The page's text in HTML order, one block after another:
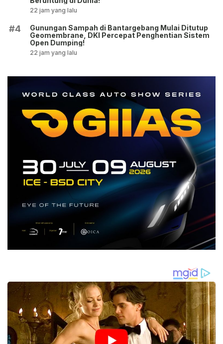
22 jam yang lalu
#4
Gunungan Sampah di Bantargebang Mulai Ditutup
Geomembrane, DKI Percepat Penghentian Sistem
Open Dumping!
22 jam yang lalu